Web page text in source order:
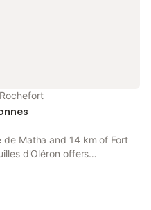
de Matha and 14 km of Fort
d'Oléron offers
This property offers access
free WiFi.